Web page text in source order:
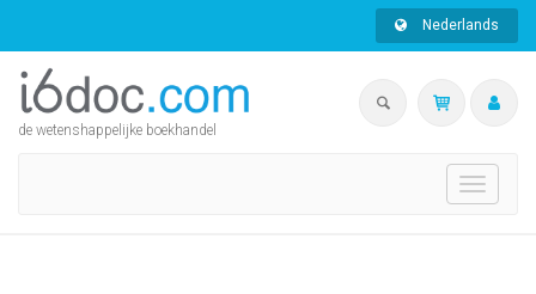
Nederlands
de wetenshappelijke boekhandel
Toggle